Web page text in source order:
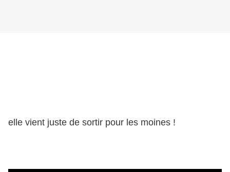
elle vient juste de sortir pour les moines !